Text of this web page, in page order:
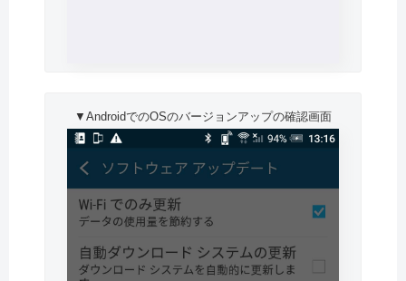
▼AndroidでのOSのバージョンアップの確認画面